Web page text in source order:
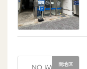
南地区